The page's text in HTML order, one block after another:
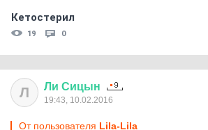
Кетостерил
19 0
Л Ли Сицын
19:43, 10.02.2016
От пользователя Lila-Lila